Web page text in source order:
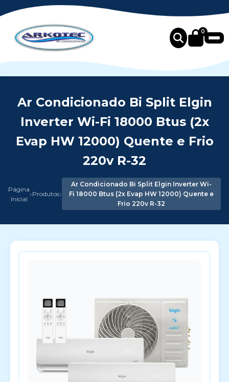
0
Ar Condicionado Bi Split Elgin
Inverter Wi-Fi 18000 Btus (2x
Evap HW 12000) Quente e Frio
220v R-32
Página
Inicial ›Produtos›
Ar Condicionado Bi Split Elgin Inverter Wi-
Fi 18000 Btus (2x Evap HW 12000) Quente e
Frio 220v R-32